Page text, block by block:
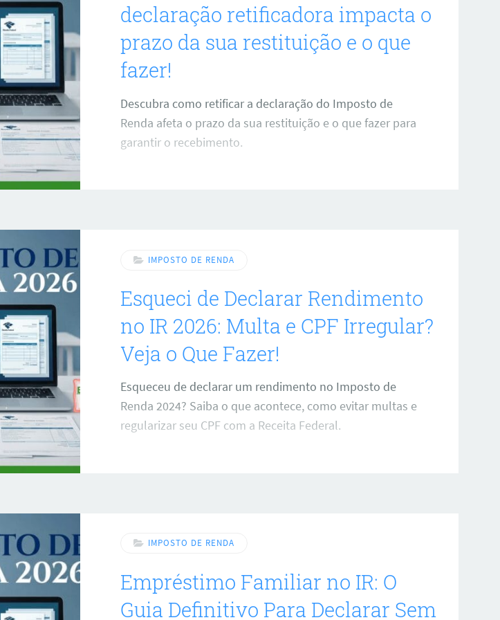
declaração retificadora impacta o
prazo da sua restituição e o que
fazer!
Descubra como retificar a declaração do Imposto de
Renda afeta o prazo da sua restituição e o que fazer para
garantir o recebimento.
IMPOSTO DE RENDA
Esqueci de Declarar Rendimento
no IR 2026: Multa e CPF Irregular?
Veja o Que Fazer!
Esqueceu de declarar um rendimento no Imposto de
Renda 2024? Saiba o que acontece, como evitar multas e
regularizar seu CPF com a Receita Federal.
IMPOSTO DE RENDA
Empréstimo Familiar no IR: O
Guia Definitivo Para Declarar Sem